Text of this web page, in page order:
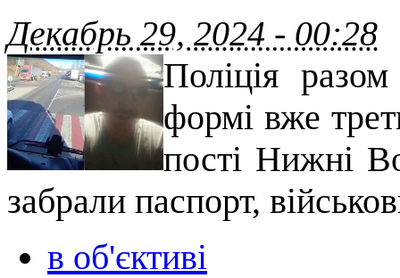
Декабрь 29, 2024 - 00:28
Поліція
формі вже
пості Нижні
забрали паспорт,
в об'єктиві